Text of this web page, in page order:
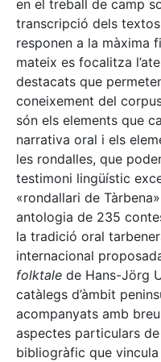
en el treball de camp
transcripció dels
responen a la màxima
mateix es focalitza
destacats que
coneixement del
són els elements que
narrativa oral i els
les rondalles, que
testimoni lingüístic
«rondallari de
antologia de 235
la tradició oral
internacional
folktale de Hans-Jörg
catàlegs d’àmbit
acompanyats amb
aspectes particulars
bibliogràfic que